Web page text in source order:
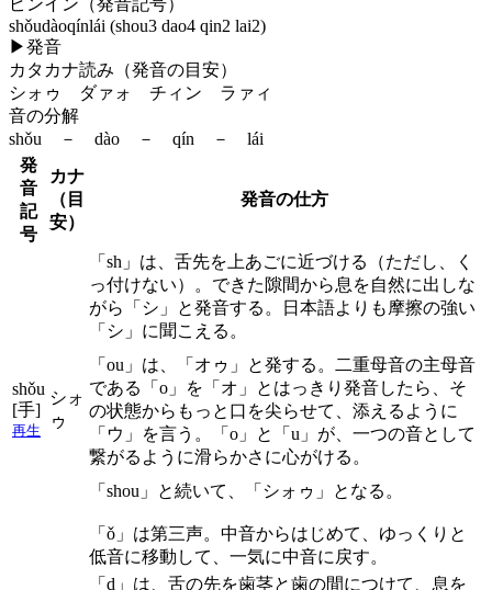
shǒudàoqínlái (shou3 dao4 qin2 lai2)
▶発音
カタカナ読み（発音の目安）
シォゥ ダァォ チィン ラァィ
音の分解
shǒu － dào － qín － lái
発
音
記
号
カナ
（目
安）
発音の仕方
shǒu
[手]
再生
シォ
ゥ
「sh」は、舌先を上あごに近づける（ただし、く
っ付けない）。できた隙間から息を自然に出しな
がら「シ」と発音する。日本語よりも摩擦の強い
「シ」に聞こえる。
「ou」は、「オゥ」と発する。二重母音の主母音
である「o」を「オ」とはっきり発音したら、そ
の状態からもっと口を尖らせて、添えるように
「ウ」を言う。「o」と「u」が、一つの音として
繋がるように滑らかさに心がける。
「shou」と続いて、「シォゥ」となる。
「ǒ」は第三声。中音からはじめて、ゆっくりと
低音に移動して、一気に中音に戻す。
「d」は、舌の先を歯茎と歯の間につけて、息を